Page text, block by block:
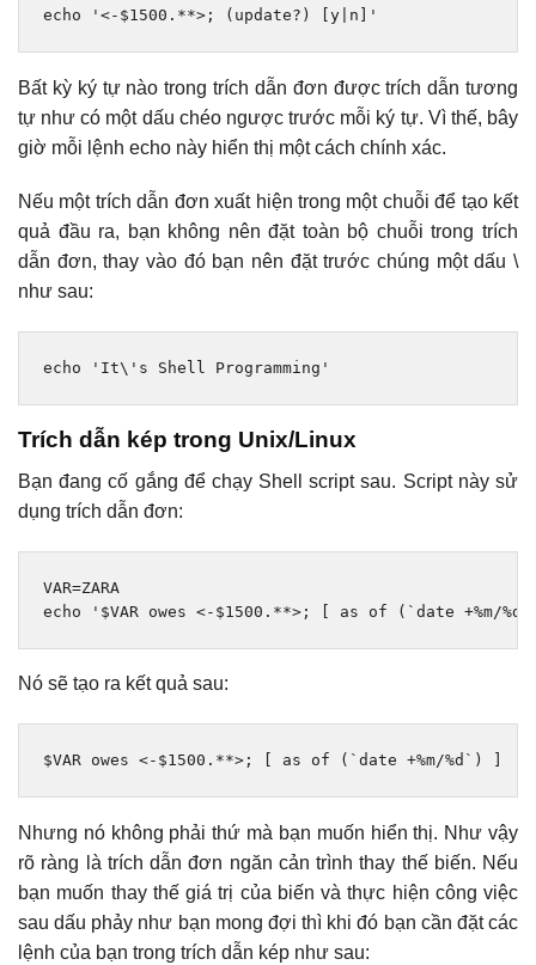
echo '<-$1500.**>; (update?) [y|n]'
Bất kỳ ký tự nào trong trích dẫn đơn được trích dẫn tương
tự như có một dấu chéo ngược trước mỗi ký tự. Vì thế, bây
giờ mỗi lệnh echo này hiển thị một cách chính xác.
Nếu một trích dẫn đơn xuất hiện trong một chuỗi để tạo kết
quả đầu ra, bạn không nên đặt toàn bộ chuỗi trong trích
dẫn đơn, thay vào đó bạn nên đặt trước chúng một dấu \
như sau:
echo 'It\'s Shell Programming'
Trích dẫn kép trong Unix/Linux
Bạn đang cố gắng để chạy Shell script sau. Script này sử
dụng trích dẫn đơn:
VAR=ZARA
echo
'$VAR owes <-$1500.**>; [ as of (`date +%m/
Nó sẽ tạo ra kết quả sau:
$VAR owes <- $1500 .**>; as of ( `date +%m/%d` )
Nhưng nó không phải thứ mà bạn muốn hiển thị. Như vậy
rõ ràng là trích dẫn đơn ngăn cản trình thay thế biến. Nếu
bạn muốn thay thế giá trị của biến và thực hiện công việc
sau dấu phảy như bạn mong đợi thì khi đó bạn cần đặt các
lệnh của bạn trong trích dẫn kép như sau: